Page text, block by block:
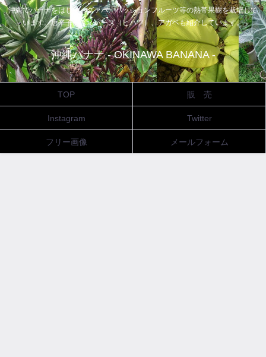
沖縄でバナナをはじめ、グァバ、パッションフルーツ等の熱帯果樹を栽培して
います。唐辛子、ピィパーズ（ヒハツ）、アガベも紹介しています。
沖縄バナナ - OKINAWA BANANA -
TOP 販 売
Instagram Twitter
フリー画像 メールフォーム